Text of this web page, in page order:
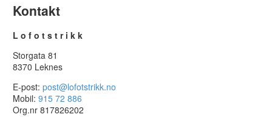
Kontakt
L o f o t s t r i k k
Storgata 81
8370 Leknes
E-post: post@lofotstrikk.no
Mobil: 915 72 886
Org.nr 817826202